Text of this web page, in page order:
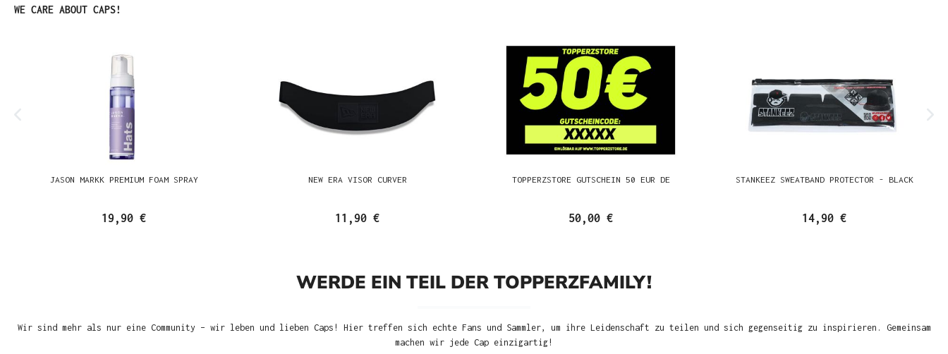
Produktgalerie überspringen
WE CARE ABOUT CAPS!
JASON MARKK PREMIUM FOAM SPRAY
19,90 €
NEW ERA VISOR CURVER
11,90 €
TOPPERZSTORE GUTSCHEIN 50 EUR DE
50,00 €
STANKEEZ SWEATBAND PROTECTOR - BLACK
14,90 €
WERDE EIN TEIL DER TOPPERZFAMILY!
Wir sind mehr als nur eine Community – wir leben und lieben Caps! Hier treffen sich echte Fans und Sammler, um ihre Leidenschaft zu teilen und sich gegenseitig zu inspirieren. Gemeinsam
machen wir jede Cap einzigartig!